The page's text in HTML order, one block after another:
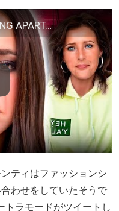
APART…
ティはファッションシ
わせをしていたそうで
トラモードがツイートし